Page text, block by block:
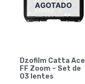
AGOTADO
Dzofilm Catta Ace
FF Zoom – Set de
03 lentes